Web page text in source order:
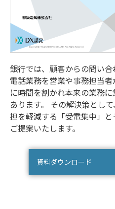
銀行では、顧客からの問い
電話業務を営業や事務担当
に時間を割かれ本来の業務
あります。 その解決策とし
担を軽減する「受電集中」
ご提案いたします。
資料ダウンロード